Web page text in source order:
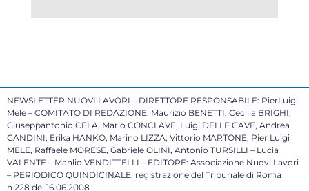
NEWSLETTER NUOVI LAVORI – DIRETTORE RESPONSABILE: PierLuigi
Mele – COMITATO DI REDAZIONE: Maurizio BENETTI, Cecilia BRIGHI,
Giuseppantonio CELA, Mario CONCLAVE, Luigi DELLE CAVE, Andrea
GANDINI, Erika HANKO, Marino LIZZA, Vittorio MARTONE, Pier Luigi
MELE, Raffaele MORESE, Gabriele OLINI, Antonio TURSILLI – Lucia
VALENTE – Manlio VENDITTELLI – EDITORE: Associazione Nuovi Lavori
– PERIODICO QUINDICINALE, registrazione del Tribunale di Roma
n.228 del 16.06.2008